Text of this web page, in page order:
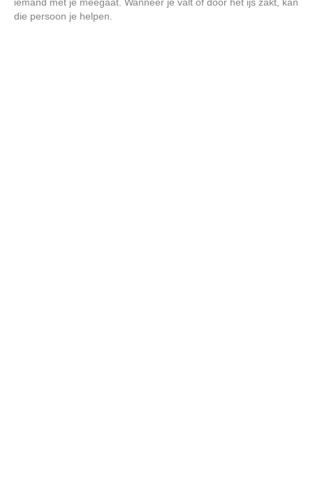
iemand met je meegaat. Wanneer je valt of door het ijs zakt, kan
die persoon je helpen.